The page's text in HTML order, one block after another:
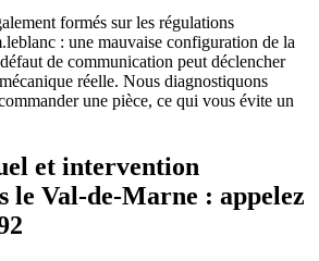
formés sur les régulations
: une mauvaise configuration de la
de communication peut déclencher
réelle. Nous diagnostiquons
une pièce, ce qui vous évite un
et intervention
le Val-de-Marne : appelez